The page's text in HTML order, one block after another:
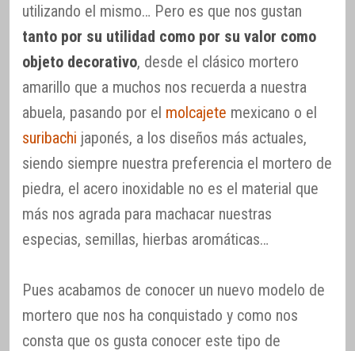
utilizando el mismo… Pero es que nos gustan
tanto por su utilidad como por su valor como
objeto decorativo, desde el clásico mortero
amarillo que a muchos nos recuerda a nuestra
abuela, pasando por el molcajete mexicano o el
suribachi japonés, a los diseños más actuales,
siendo siempre nuestra preferencia el mortero de
piedra, el acero inoxidable no es el material que
más nos agrada para machacar nuestras
especias, semillas, hierbas aromáticas…
Pues acabamos de conocer un nuevo modelo de
mortero que nos ha conquistado y como nos
consta que os gusta conocer este tipo de